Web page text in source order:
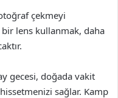
çekmeyi
lens kullanmak, daha
gecesi, doğada vakit
sağlar. Kamp